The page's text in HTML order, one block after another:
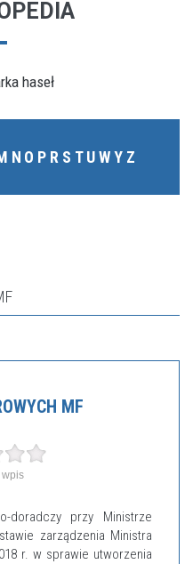
haseł
N O P R S T U WY Z
MF
doradczy przy Ministrze
zarządzenia Ministra
r. w sprawie utworzenia